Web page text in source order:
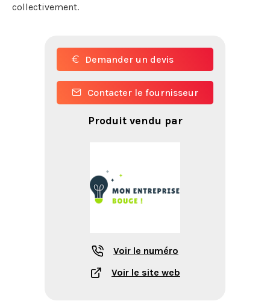
collectivement.
Demander un devis
Contacter le fournisseur
Produit vendu par
Voir le numéro
Voir le site web